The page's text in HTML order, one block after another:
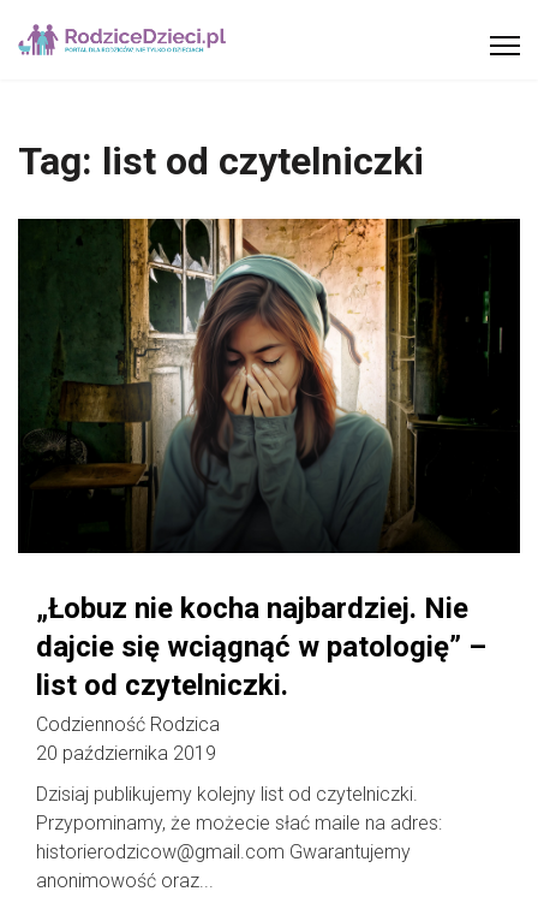
Tag: list od czytelniczki
„Łobuz nie kocha najbardziej. Nie
dajcie się wciągnąć w patologię” –
list od czytelniczki.
Codzienność Rodzica
20 października 2019
Dzisiaj publikujemy kolejny list od czytelniczki.
Przypominamy, że możecie słać maile na adres:
historierodzicow@gmail.com Gwarantujemy
anonimowość oraz...